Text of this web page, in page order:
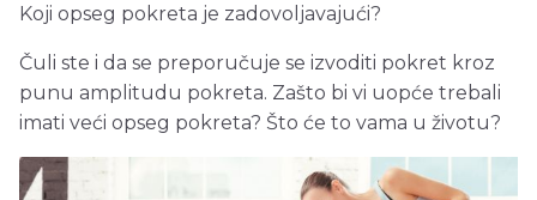
Koji opseg pokreta je zadovoljavajući?
Čuli ste i da se preporučuje se izvoditi pokret kroz
punu amplitudu pokreta. Zašto bi vi uopće trebali
imati veći opseg pokreta? Što će to vama u životu?